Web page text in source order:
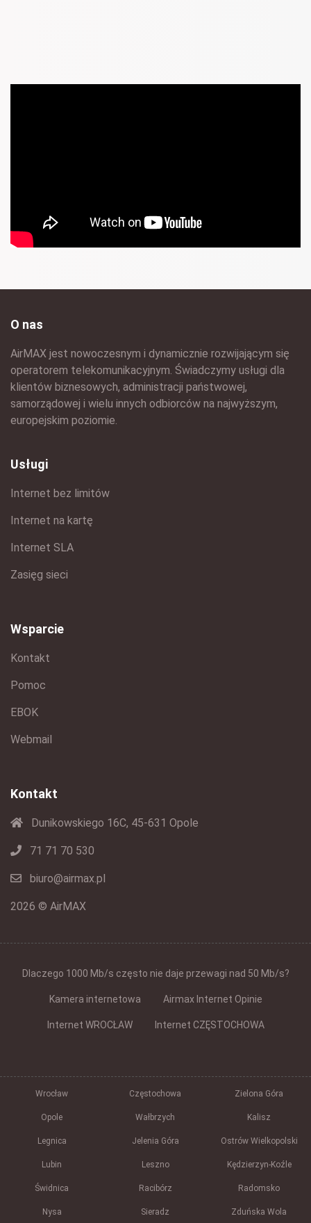
O nas
AirMAX jest nowoczesnym i dynamicznie rozwijającym się
operatorem telekomunikacyjnym. Świadczymy usługi dla
klientów biznesowych, administracji państwowej,
samorządowej i wielu innych odbiorców na najwyższym,
europejskim poziomie.
Usługi
Internet bez limitów
Internet na kartę
Internet SLA
Zasięg sieci
Wsparcie
Kontakt
Pomoc
EBOK
Webmail
Kontakt
Dunikowskiego 16C, 45-631 Opole
71 71 70 530
biuro@airmax.pl
2026 © AirMAX
Dlaczego 1000 Mb/s często nie daje przewagi nad 50 Mb/s?
Kamera internetowa Airmax Internet Opinie
Internet WROCŁAW Internet CZĘSTOCHOWA
Wrocław Częstochowa Zielona Góra
Opole Wałbrzych Kalisz
Legnica Jelenia Góra Ostrów Wielkopolski
Lubin Leszno Kędzierzyn-Koźle
Świdnica Racibórz Radomsko
Nysa Sieradz Zduńska Wola